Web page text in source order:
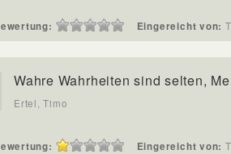
Eingereicht von:
Wahre Wahrheiten sind selten,
Ertel, Timo
Eingereicht von: